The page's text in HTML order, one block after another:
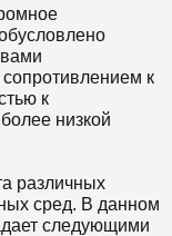
к
к
низкой
различных
сред. В данном
следующими